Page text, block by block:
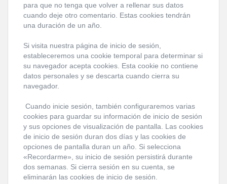
para que no tenga que volver a rellenar sus datos
cuando deje otro comentario. Estas cookies tendrán
una duración de un año.
Si visita nuestra página de inicio de sesión,
estableceremos una cookie temporal para determinar si
su navegador acepta cookies. Esta cookie no contiene
datos personales y se descarta cuando cierra su
navegador.
Cuando inicie sesión, también configuraremos varias
cookies para guardar su información de inicio de sesión
y sus opciones de visualización de pantalla. Las cookies
de inicio de sesión duran dos días y las cookies de
opciones de pantalla duran un año. Si selecciona
«Recordarme», su inicio de sesión persistirá durante
dos semanas. Si cierra sesión en su cuenta, se
eliminarán las cookies de inicio de sesión.